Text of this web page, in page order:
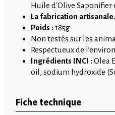
Huile d'Olive Saponifier
La fabrication artisanale.
Poids : 185g
Non testés sur les
Respectueux de
Ingrédients INCI : Olea
oil, sodium hydroxide
Fiche technique